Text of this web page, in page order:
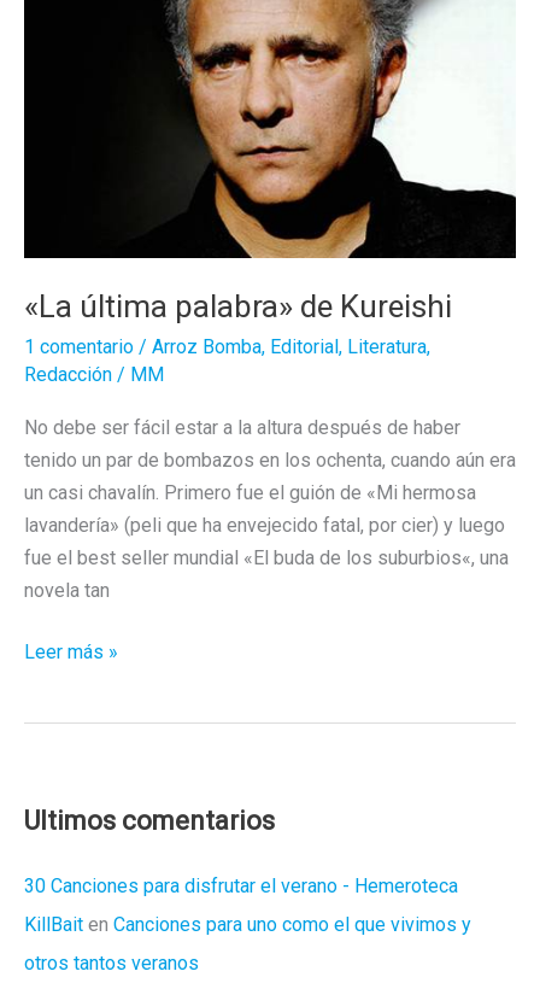
«La última palabra» de Kureishi
1 comentario / Arroz Bomba, Editorial, Literatura,
Redacción / MM
No debe ser fácil estar a la altura después de haber
tenido un par de bombazos en los ochenta, cuando aún era
un casi chavalín. Primero fue el guión de «Mi hermosa
lavandería» (peli que ha envejecido fatal, por cier) y luego
fue el best seller mundial «El buda de los suburbios«, una
novela tan
«La
Leer más »
Ultimos comentarios
30 Canciones para disfrutar el verano - Hemeroteca
KillBait en Canciones para uno como el que vivimos y
otros tantos veranos